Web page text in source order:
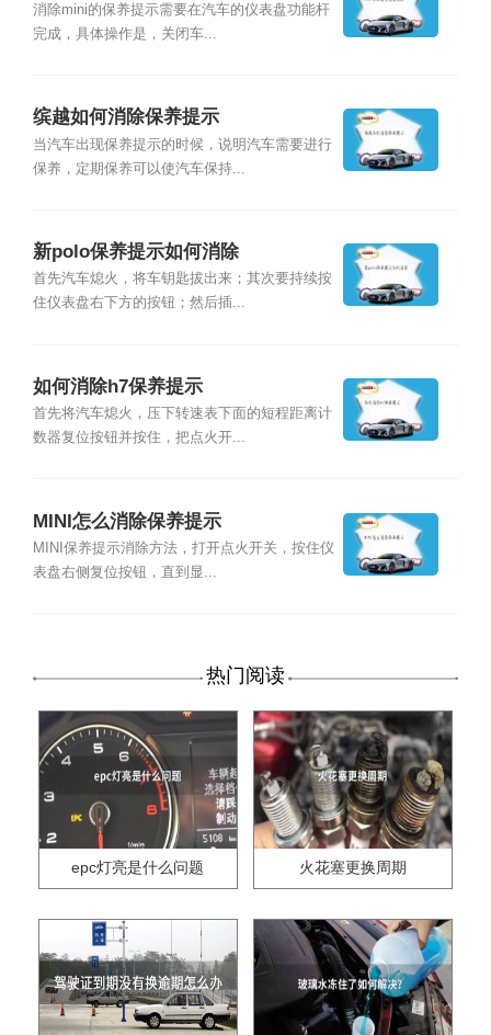
消除mini的保养提示需要在汽车的仪表盘功能杆
完成，具体操作是，关闭车...
缤越如何消除保养提示
当汽车出现保养提示的时候，说明汽车需要进行
保养，定期保养可以使汽车保持...
新polo保养提示如何消除
首先汽车熄火，将车钥匙拔出来；其次要持续按
住仪表盘右下方的按钮；然后插...
如何消除h7保养提示
首先将汽车熄火，压下转速表下面的短程距离计
数器复位按钮并按住，把点火开...
MINI怎么消除保养提示
MINI保养提示消除方法，打开点火开关，按住仪
表盘右侧复位按钮，直到显...
热门阅读
epc灯亮是什么问题 火花塞更换周期